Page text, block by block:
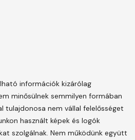
információk kizárólag
minősülnek semmilyen formában
tulajdonosa nem vállal felelősséget
használt képek és logók
szolgálnak. Nem működünk együtt